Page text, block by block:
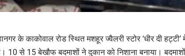
के काकोवाल रोड स्थित मशहूर ज्वैलरी स्टोर ‘धीर दी
10 से 15 बेखौफ बदमाशों ने दुकान को निशाना बनाया।